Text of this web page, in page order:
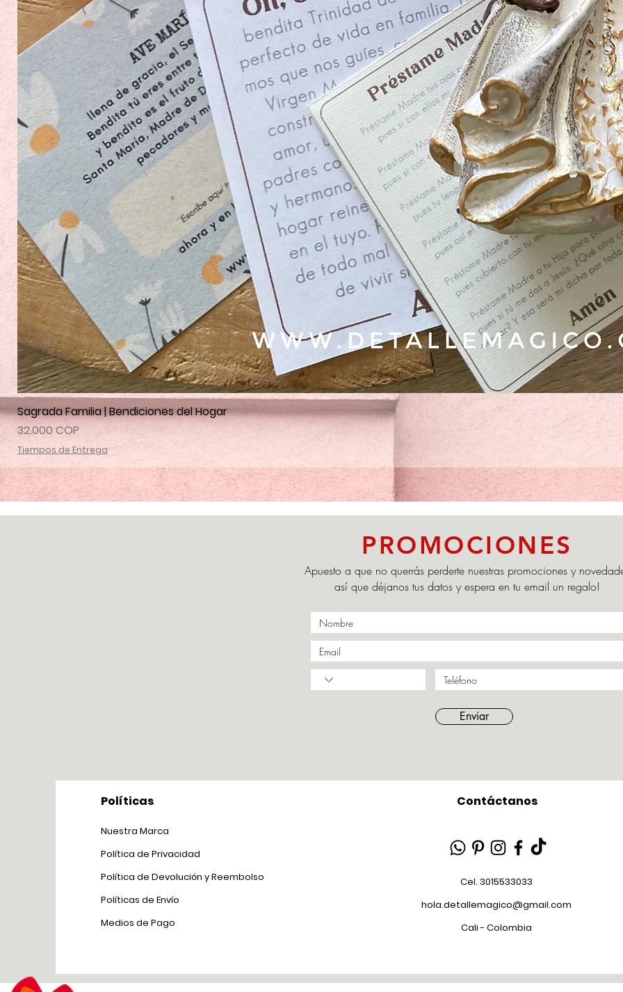
Vista rápida
Sagrada Familia | Bendiciones del Hogar
Precio
32.000 COP
Tiempos de Entrega
Apuesto a que no querrás perderte nuestras promociones y
así que déjanos tus datos y espera en tu email un regalo!
PROMOCIONES
Enviar
Políticas
Nuestra Marca
Política de Privacidad
Política de Devolución y Reembolso
Políticas de Envío
Medios de Pago
Contáctanos
Cel. 3015533033
hola.detallemagico@gmail.com
Cali - Colombia